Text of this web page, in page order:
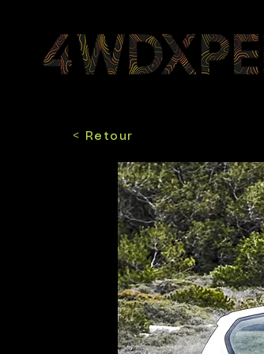
< Retour